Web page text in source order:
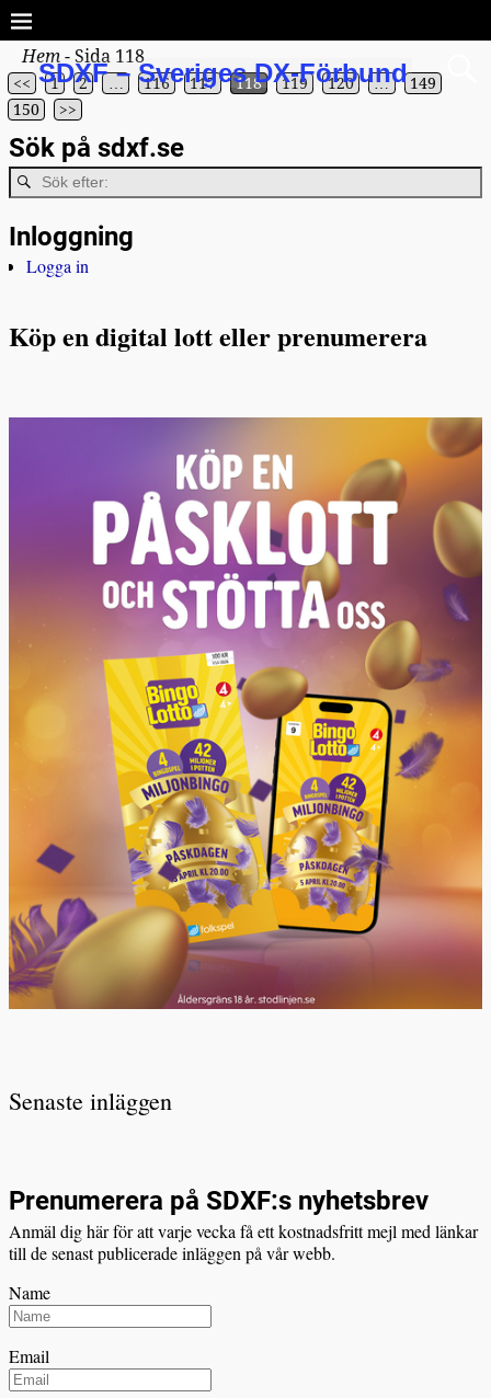
SDXF – Sveriges DX-Förbund
Hem - Sida 118
<< 1 2 … 116 117 118 119 120 …
149
150
>>
Sök på sdxf.se
Inloggning
Logga in
Köp en digital lott eller prenumerera
Senaste inläggen
Prenumerera på SDXF:s nyhetsbrev
Anmäl dig här för att varje vecka få ett kostnadsfritt mejl med länkar
till de senast publicerade inläggen på vår webb.
Name
Email